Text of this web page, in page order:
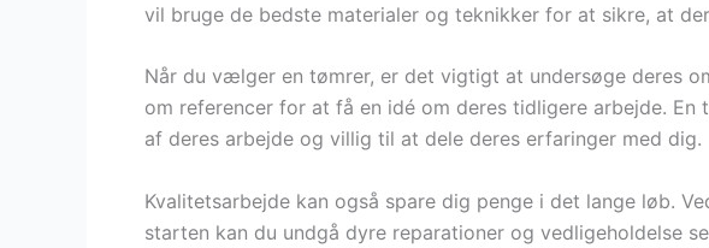
vil bruge de bedste materialer og teknikker for at sikre, at
Når du vælger en tømrer, er det vigtigt at undersøge deres
om referencer for at få en idé om deres tidligere arbejde.
af deres arbejde og villig til at dele deres erfaringer med dig.
Kvalitetsarbejde kan også spare dig penge i det lange løb.
starten kan du undgå dyre reparationer og vedligeholdelse